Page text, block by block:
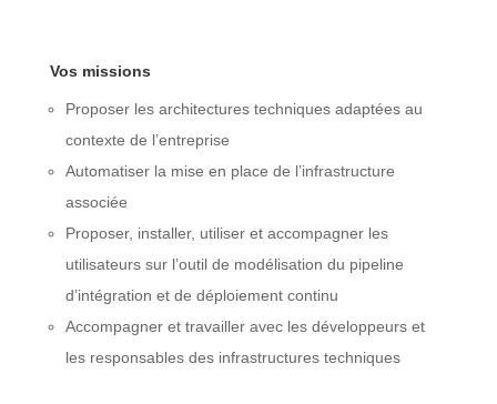
Vos missions
Proposer les architectures techniques adaptées au
contexte de l’entreprise
Automatiser la mise en place de l’infrastructure
associée
Proposer, installer, utiliser et accompagner les
utilisateurs sur l’outil de modélisation du pipeline
d’intégration et de déploiement continu
Accompagner et travailler avec les développeurs et
les responsables des infrastructures techniques